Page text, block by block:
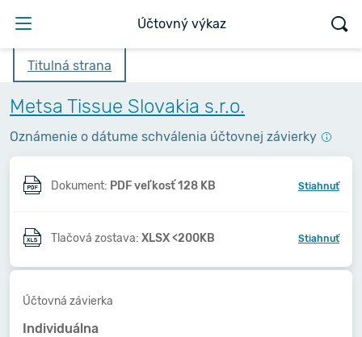
Účtovný výkaz
Titulná strana
Metsa Tissue Slovakia s.r.o.
Oznámenie o dátume schválenia účtovnej závierky
Dokument: PDF veľkosť 128 KB Stiahnuť
Tlačová zostava: XLSX <200KB Stiahnuť
Účtovná závierka
Individuálna